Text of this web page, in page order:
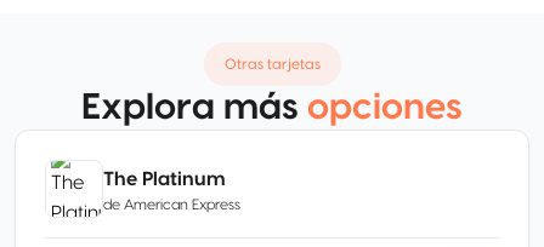
Otras tarjetas
Explora más opciones
The Platinum
de American Express